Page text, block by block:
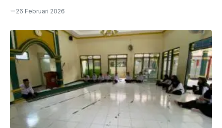
perjuangan mereka dalam pelaksanaan Sumatif Akhir Tahun
siswa tingkat akhir ini dijadwalkan berlangsung selama
sepekan, mulai dari Kamis, 26 Februari hingga Jumat, 6
Maret 2026.Pelaksanaan SAT kali ini dipusatkan di area
gedung depan MTsN 2 Banyumas dengan menggunakan 10
ruang kelas yang telah disiapkan secara maksimal untuk
menjamin kenyamanan dan ketenangan siswa selama
mengerjakan soal. Bertindak sebagai ...
26 Februari 2026